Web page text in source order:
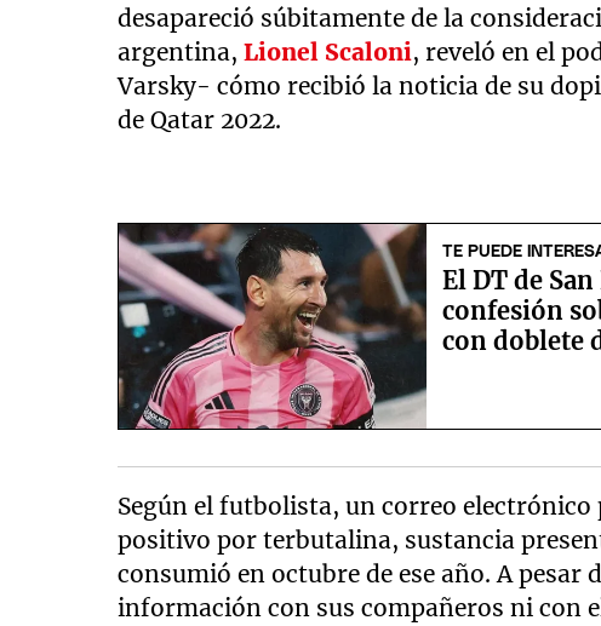
desapareció súbitamente de la
argentina, Lionel Scaloni, reveló en el
Varsky- cómo recibió la noticia de su
de Qatar 2022.
TE PUEDE
El DT de
confesión
con doblete
Según el futbolista, un correo
positivo por terbutalina, sustancia
consumió en octubre de ese año. A
información con sus compañeros ni con